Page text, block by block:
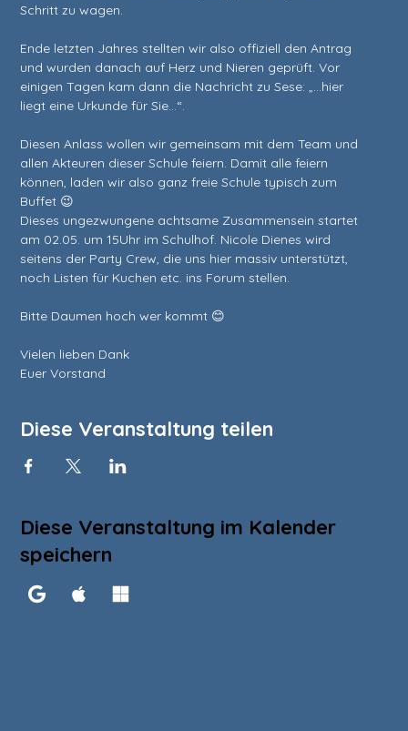
Schritt zu wagen.
Ende letzten Jahres stellten wir also offiziell den Antrag
und wurden danach auf Herz und Nieren geprüft. Vor
einigen Tagen kam dann die Nachricht zu Sese: „…hier
liegt eine Urkunde für Sie…“.
Diesen Anlass wollen wir gemeinsam mit dem Team und
allen Akteuren dieser Schule feiern. Damit alle feiern
können, laden wir also ganz freie Schule typisch zum
Buffet 😉
Dieses ungezwungene achtsame Zusammensein startet
am 02.05. um 15Uhr im Schulhof. Nicole Dienes wird
seitens der Party Crew, die uns hier massiv unterstützt,
noch Listen für Kuchen etc. ins Forum stellen.
Bitte Daumen hoch wer kommt 😊
Vielen lieben Dank
Euer Vorstand
Diese Veranstaltung teilen
Diese Veranstaltung im Kalender
speichern